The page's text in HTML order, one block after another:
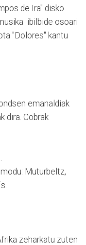
de Ira" disko
ibilbide osoari
"Dolores" kantu
emanaldiak
dira. Cobrak
Muturbeltz,
zeharkatu zuten